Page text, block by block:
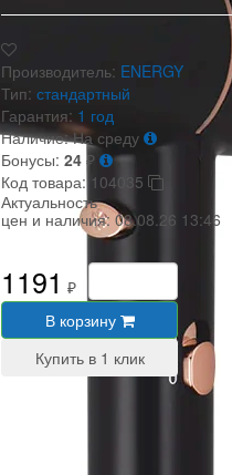
Производитель: ENERGY
Тип: стандартный
Гарантия: 1 год
Наличие: На среду
Бонусы: 24 ₽
Код товара: 104035
Актуальность
цен и наличия:08.08.26 13:46
1191 ₽
В корзину